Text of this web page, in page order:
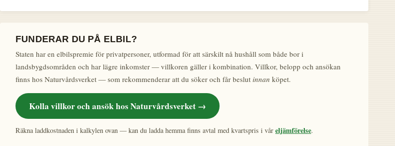
FUNDERAR DU PÅ ELBIL?
Staten har en elbilspremie för privatpersoner, utformad för att särskilt nå hushåll som både bor i
landsbygdsområden och har lägre inkomster — villkoren gäller i kombination. Villkor, belopp och ansökan
finns hos Naturvårdsverket — som rekommenderar att du söker och får beslut innan köpet.
Kolla villkor och ansök hos Naturvårdsverket →
Räkna laddkostnaden i kalkylen ovan — kan du ladda hemma finns avtal med kvartspris i vår eljämförelse.